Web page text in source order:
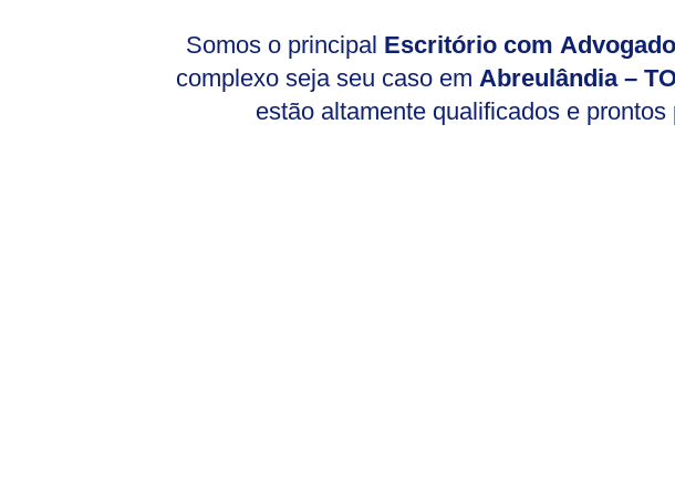
Somos o principal Escritório com
complexo seja seu caso em Abreulândia –
estão altamente qualificados e